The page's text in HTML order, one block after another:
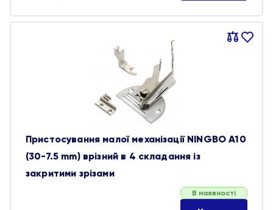
Порівняти
В
Пристосування малої механізації NINGBO A10
(30-7.5 mm) врізний в 4 складання із
закритими зрізами
В наявності